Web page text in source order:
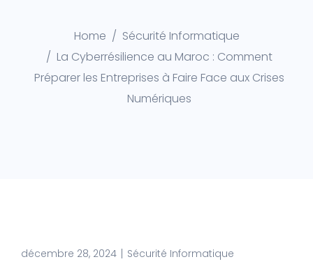
Home
Sécurité Informatique
La Cyberrésilience au Maroc : Comment
Préparer les Entreprises à Faire Face aux Crises
Numériques
décembre 28, 2024 Sécurité Informatique